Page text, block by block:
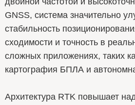
GNSS, система значительно
стабильность
сходимости и точность в
сложных приложениях, таких
картография БПЛА и
Архитектура RTK повышает